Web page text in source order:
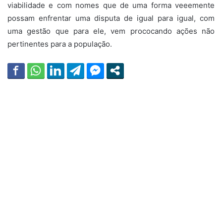
viabilidade e com nomes que de uma forma veeemente
possam enfrentar uma disputa de igual para igual, com
uma gestão que para ele, vem prococando ações não
pertinentes para a população.